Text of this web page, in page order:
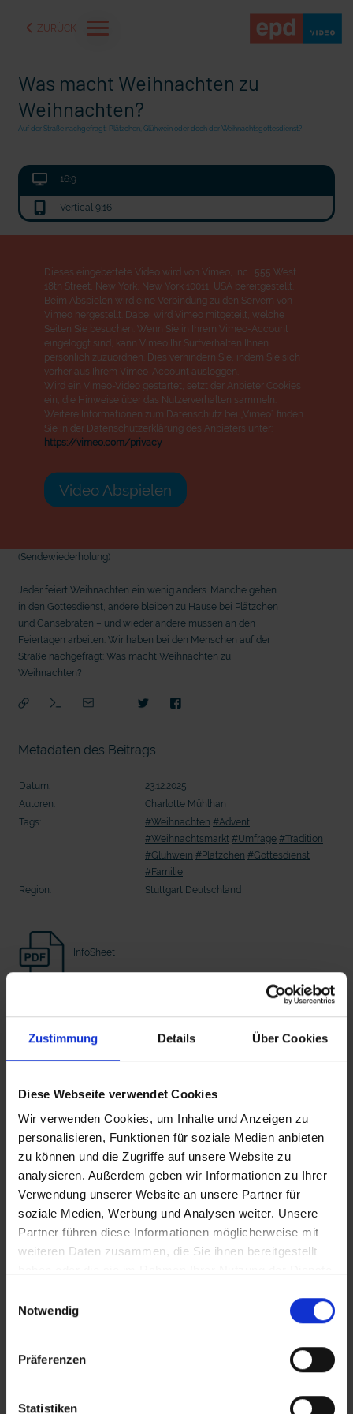
Zustimmung Details Über Cookies
Diese Webseite verwendet Cookies
Wir verwenden Cookies, um Inhalte und Anzeigen zu
personalisieren, Funktionen für soziale Medien anbieten
zu können und die Zugriffe auf unsere Website zu
analysieren. Außerdem geben wir Informationen zu Ihrer
Verwendung unserer Website an unsere Partner für
soziale Medien, Werbung und Analysen weiter. Unsere
Partner führen diese Informationen möglicherweise mit
weiteren Daten zusammen, die Sie ihnen bereitgestellt
Notwendig
Präferenzen
Statistiken
ZURÜCK
Seen und Flüssen
Seelsorge für Trucker: "Könige der Landstraße" oder
Nation"?
In Sicherheit in Deutschland, in Gedanken im Krieg
Was macht Weihnachten zu
Weihnachten?
Auf der Straße nachgefragt: Plätzchen, Glühwein oder doch der Weihnachtsgottesdienst?
16:9
Vertical 9:16
Dieses eingebettete Video wird von Vimeo, Inc., 555 West
18th Street, New York, New York 10011, USA bereitgestellt.
Beim Abspielen wird eine Verbindung zu den Servern von
Vimeo hergestellt. Dabei wird Vimeo mitgeteilt, welche
Seiten Sie besuchen. Wenn Sie in Ihrem Vimeo-Account
eingeloggt sind, kann Vimeo Ihr Surfverhalten Ihnen
persönlich zuzuordnen. Dies verhindern Sie, indem Sie sich
vorher aus Ihrem Vimeo-Account ausloggen.
Wird ein Vimeo-Video gestartet, setzt der Anbieter Cookies
ein, die Hinweise über das Nutzerverhalten sammeln.
Weitere Informationen zum Datenschutz bei „Vimeo“ finden
Sie in der Datenschutzerklärung des Anbieters unter:
https://vimeo.com/privacy
Video Abspielen
(Sendewiederholung)
Jeder feiert Weihnachten ein wenig anders. Manche gehen
in den Gottesdienst, andere bleiben zu Hause bei Plätzchen
und Gänsebraten – und wieder andere müssen an den
Feiertagen arbeiten. Wir haben bei den Menschen auf der
Straße nachgefragt: Was macht Weihnachten zu
Weihnachten?
Metadaten des Beitrags
Datum:
23.12.2025
Autoren:
Charlotte Mühlhan
Tags:
#Weihnachten #Advent
#Weihnachtsmarkt #Umfrage #Tradition
#Glühwein #Plätzchen #Gottesdienst
#Familie
Region:
Stuttgart Deutschland
InfoSheet
Beitrag Herunterladen
20241212_CLEAN_Was macht Weihnachten zu
Weihnachten
Zusätzliches Material
Bilder